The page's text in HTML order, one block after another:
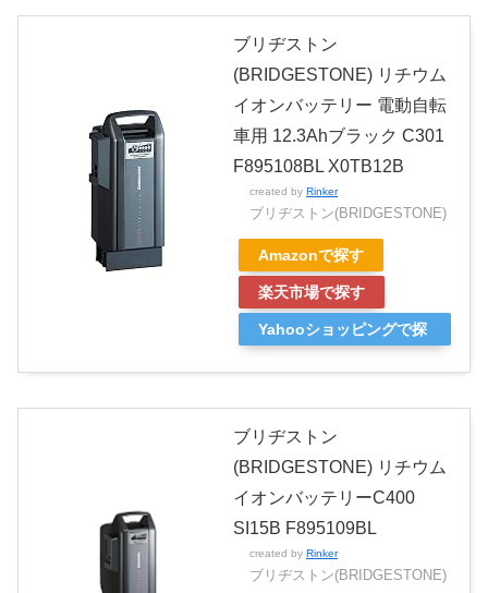
ブリヂストン
(BRIDGESTONE) リチウム
イオンバッテリー 電動自転
車用 12.3Ahブラック C301
F895108BL X0TB12B
created by Rinker
ブリヂストン(BRIDGESTONE)
Amazonで探す
楽天市場で探す
Yahooショッピングで探
ブリヂストン
(BRIDGESTONE) リチウム
イオンバッテリーC400
SI15B F895109BL
created by Rinker
ブリヂストン(BRIDGESTONE)